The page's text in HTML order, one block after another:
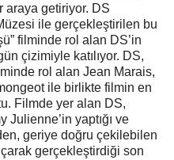
araya getiriyor. DS
ile gerçekleştirilen bu
filminde rol alan DS’in
çizimiyle katılıyor. DS,
rol alan Jean Marais,
ile birlikte filmin en
Filmde yer alan DS,
yaptığı ve
geriye doğru çekilebilen
gerçekleştirdiği son